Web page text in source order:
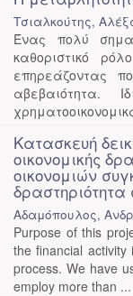
Τσιαλκούτης,
Ένας πολύ
καθοριστικό
επηρεάζοντας
αβεβαιότητα.
Κατασκευή
οικονομικής
οικονομιών
Αδαμόπουλος,
Purpose of this
the financial
process. We have
employ more than ...